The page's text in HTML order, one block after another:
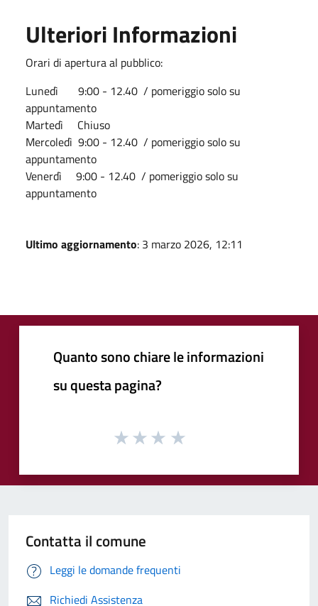
Ulteriori Informazioni
Orari di apertura al pubblico:
Lunedì 9:00 - 12.40 / pomeriggio solo su
appuntamento
Martedì Chiuso
Mercoledì 9:00 - 12.40 / pomeriggio solo su
appuntamento
Venerdì 9:00 - 12.40 / pomeriggio solo su
appuntamento
Ultimo aggiornamento: 3 marzo 2026, 12:11
Quanto sono chiare le informazioni
su questa pagina?
Contatta il comune
Leggi le domande frequenti
Richiedi Assistenza